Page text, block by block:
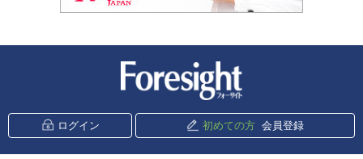
ログイン 初めての方 会員登録